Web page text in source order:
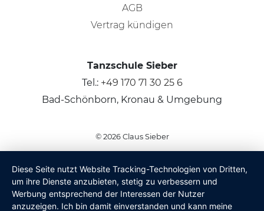
Diese Seite nutzt Website Tracking-Technologien von Dritten,
um ihre Dienste anzubieten, stetig zu verbessern und
Werbung entsprechend der Interessen der Nutzer
anzuzeigen. Ich bin damit einverstanden und kann meine
AGB
Vertrag kündigen
Tanzschule Sieber
Tel.: +49 170 71 30 25 6
Bad-Schönborn, Kronau & Umgebung
© 2026 Claus Sieber